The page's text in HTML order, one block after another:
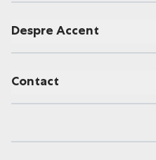
Despre Accent
Contact